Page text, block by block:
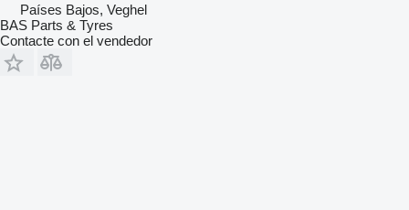
Países Bajos, Veghel
BAS Parts & Tyres
Contacte con el vendedor